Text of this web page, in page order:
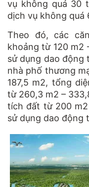
vụ không quá 30
dịch vụ không quá
Theo đó, các
khoảng từ 120 m2
sử dụng dao động
nhà phố thương
187,5 m2, tổng
từ 260,3 m2 –
tích đất từ 200
sử dụng dao động